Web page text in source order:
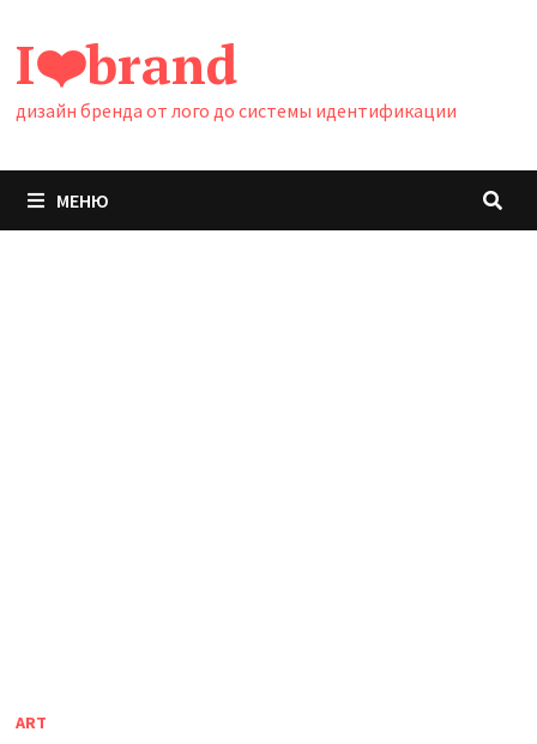
содержимому
I❤️brand
дизайн бренда от лого до системы идентификации
МЕНЮ
ART